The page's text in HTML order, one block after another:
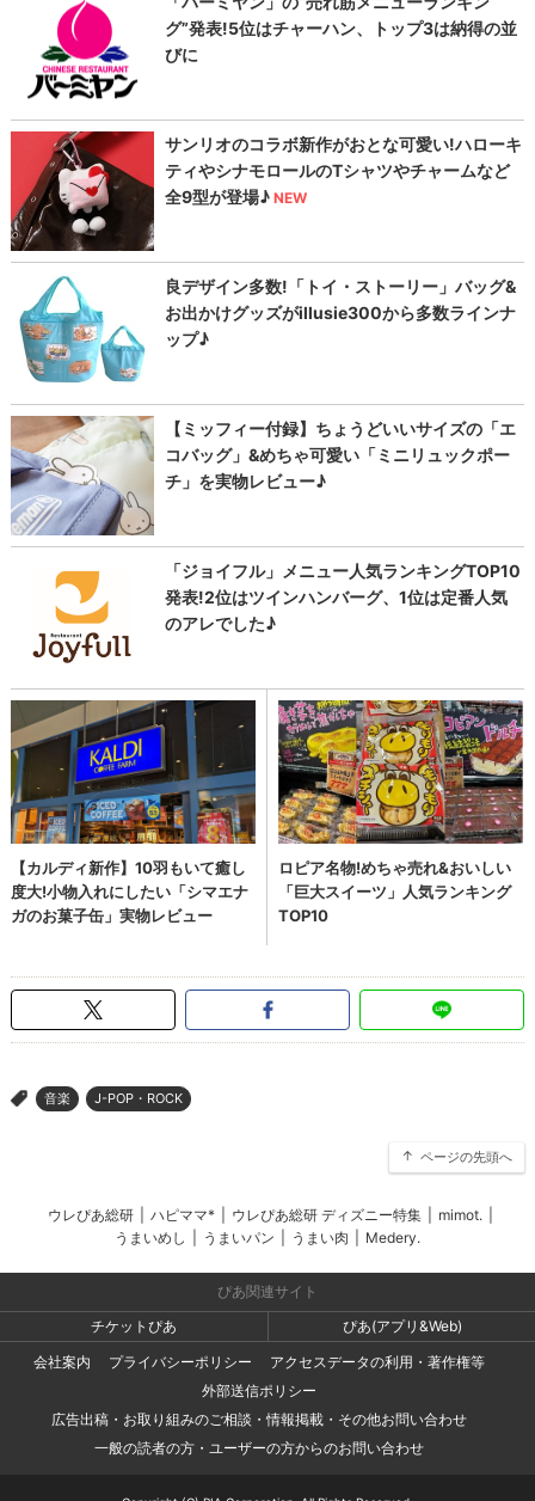
> 音楽 J-POP・ROCK
ページの先頭へ
ウレぴあ総研 ハピママ* ウレぴあ総研 ディズニー特集 mimot.
うまいめし
うまいパン うまい肉 Medery.
ぴあ関連サイト
チケットぴあ
ぴあ(アプリ&Web)
会社案内
プライバシーポリシー
アクセスデータの利用・著作権等
外部送信ポリシー
広告出稿・お取り組みのご相談・情報掲載・その他お問い合わせ
一般の読者の方・ユーザーの方からのお問い合わせ